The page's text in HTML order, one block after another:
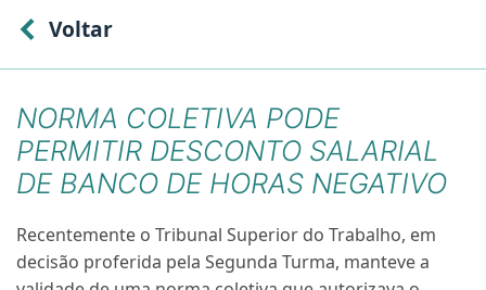
Voltar
NORMA COLETIVA PODE
PERMITIR DESCONTO SALARIAL
DE BANCO DE HORAS NEGATIVO
Recentemente o Tribunal Superior do Trabalho, em
decisão proferida pela Segunda Turma, manteve a